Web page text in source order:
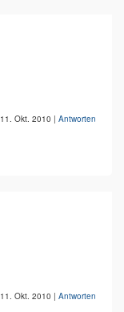
11. Okt. 2010 | Antworten
11. Okt. 2010 | Antworten